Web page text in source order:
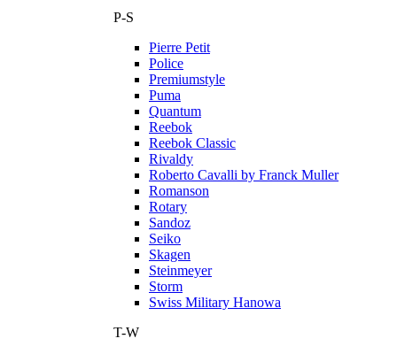
P-S
Pierre Petit
Police
Premiumstyle
Puma
Quantum
Reebok
Reebok Classic
Rivaldy
Roberto Cavalli by Franck Muller
Romanson
Rotary
Sandoz
Seiko
Skagen
Steinmeyer
Storm
Swiss Military Hanowa
T-W